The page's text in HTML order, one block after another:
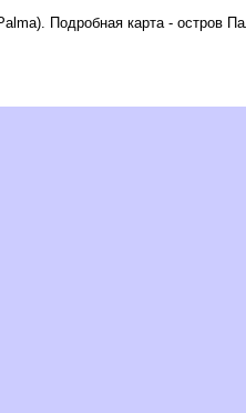
Подробная карта - остров